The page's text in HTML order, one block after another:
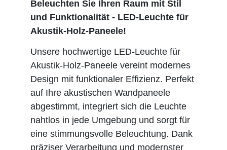
Beleuchten Sie Ihren Raum mit Stil
und Funktionalität - LED-Leuchte für
Akustik-Holz-Paneele!
Unsere hochwertige LED-Leuchte für
Akustik-Holz-Paneele vereint modernes
Design mit funktionaler Effizienz. Perfekt
auf Ihre akustischen Wandpaneele
abgestimmt, integriert sich die Leuchte
nahtlos in jede Umgebung und sorgt für
eine stimmungsvolle Beleuchtung. Dank
präziser Verarbeitung und modernster